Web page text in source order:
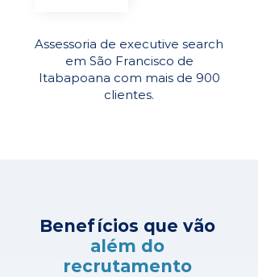
Assessoria de executive search
em São Francisco de
Itabapoana com mais de 900
clientes.
Benefícios que vão
além do
recrutamento